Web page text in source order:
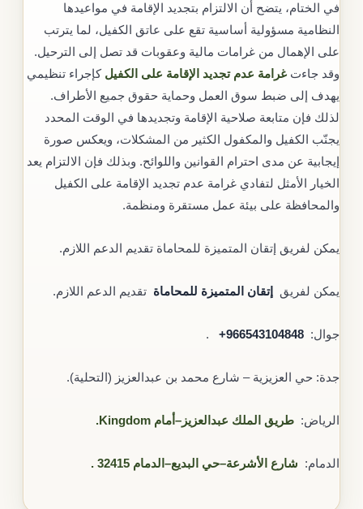
في الختام، يتضح أن الالتزام بتجديد الإقامة في مواعيدها
النظامية مسؤولية أساسية تقع على عاتق الكفيل، لما يترتب
على الإهمال من غرامات مالية وعقوبات قد تصل إلى الترحيل.
وقد جاءتغرامة عدم تجديد الإقامة على الكفيل كإجراء تنظيمي
يهدف إلى ضبط سوق العمل وحماية حقوق جميع الأطراف.
لذلك فإن متابعة صلاحية الإقامة وتجديدها في الوقت المحدد
يجنّب الكفيل والمكفول الكثير من المشكلات، ويعكس صورة
إيجابية عن مدى احترام القوانين واللوائح. وبذلك فإن الالتزام يعد
الخيار الأمثل لتفادي غرامة عدم تجديد الإقامة على الكفيل
والمحافظة على بيئة عمل مستقرة ومنظمة.
يمكن لفريق إتقان المتميزة للمحاماة تقديم الدعم اللازم.
يمكن لفريق إتقان المتميزة للمحاماة تقديم الدعم اللازم.
جوال: ‎‎ ‎ +966543104848
.
جدة: حي العزيزية – شارع محمد بن عبدالعزيز (التحلية).
الرياض: طريق الملك عبدالعزيز–أمام Kingdom.
الدمام: شارع الأشرعة–حي البديع–الدمام 32415 .